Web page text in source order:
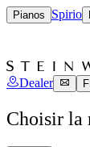
Pianos Spirio
Dealer
Choisir la